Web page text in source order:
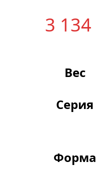
3 134
Вес
Серия
Форма